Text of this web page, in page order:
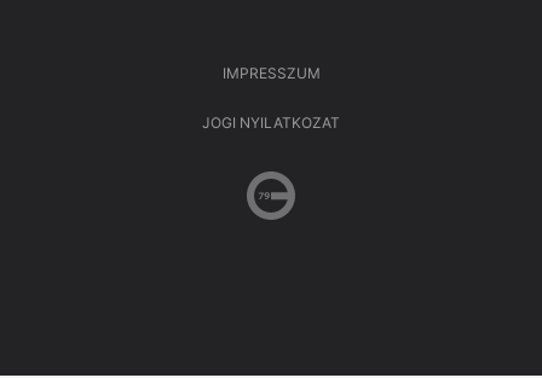
IMPRESSZUM
JOGI NYILATKOZAT